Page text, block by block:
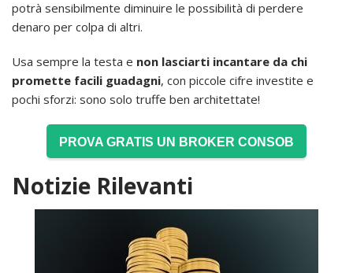
potrà sensibilmente diminuire le possibilità di perdere
denaro per colpa di altri.
Usa sempre la testa e non lasciarti incantare da chi
promette facili guadagni, con piccole cifre investite e
pochi sforzi: sono solo truffe ben architettate!
PROVA GRATIS UN BROKER CONSOB
Notizie Rilevanti